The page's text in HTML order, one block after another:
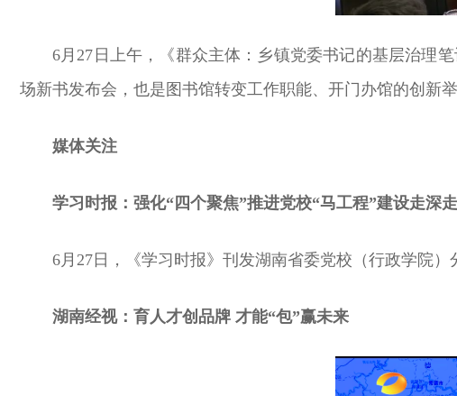
6月27日上午，《群众主体：乡镇党委书记的基层治理
场新书发布会，也是图书馆转变工作职能、开门办馆的创新
媒体关注
学习时报：强化“四个聚焦”推进党校“马工程”建设走深
6月27日，《学习时报》刊发湖南省委党校（行政学院
湖南经视：育人才创品牌 才能“包”赢未来